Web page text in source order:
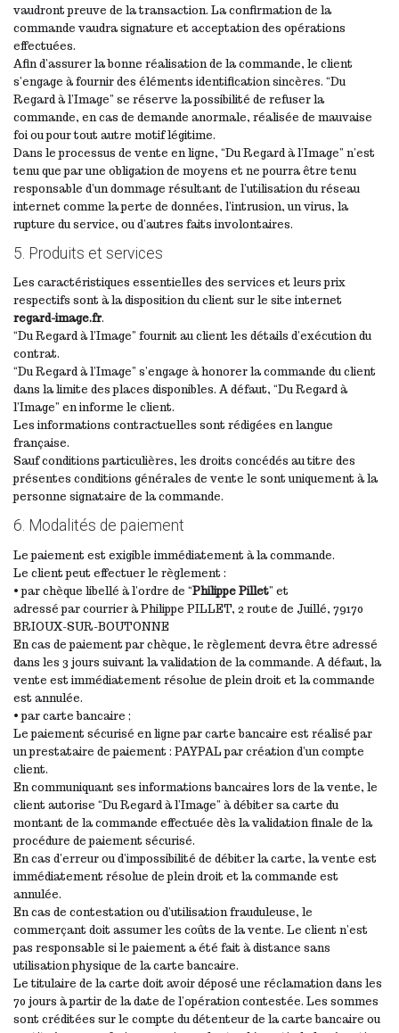
vaudront preuve de la transaction. La confirmation de la
commande vaudra signature et acceptation des opérations
effectuées.
Afin d’assurer la bonne réalisation de la commande, le client
s’engage à fournir des éléments identification sincères. “Du
Regard à l’Image” se réserve la possibilité de refuser la
commande, en cas de demande anormale, réalisée de mauvaise
foi ou pour tout autre motif légitime.
Dans le processus de vente en ligne, “Du Regard à l’Image” n’est
tenu que par une obligation de moyens et ne pourra être tenu
responsable d’un dommage résultant de l’utilisation du réseau
internet comme la perte de données, l’intrusion, un virus, la
rupture du service, ou d’autres faits involontaires.
5. Produits et services
Les caractéristiques essentielles des services et leurs prix
respectifs sont à la disposition du client sur le site internet
regard-image.fr.
“Du Regard à l’Image” fournit au client les détails d’exécution du
contrat.
“Du Regard à l’Image” s’engage à honorer la commande du client
dans la limite des places disponibles. A défaut, “Du Regard à
l’Image” en informe le client.
Les informations contractuelles sont rédigées en langue
française.
Sauf conditions particulières, les droits concédés au titre des
présentes conditions générales de vente le sont uniquement à la
personne signataire de la commande.
6. Modalités de paiement
Le paiement est exigible immédiatement à la commande.
Le client peut effectuer le règlement :
• par chèque libellé à l’ordre de “Philippe Pillet” et
adressé par courrier à Philippe PILLET, 2 route de Juillé, 79170
BRIOUX-SUR-BOUTONNE
En cas de paiement par chèque, le règlement devra être adressé
dans les 3 jours suivant la validation de la commande. A défaut, la
vente est immédiatement résolue de plein droit et la commande
est annulée.
• par carte bancaire ;
Le paiement sécurisé en ligne par carte bancaire est réalisé par
un prestataire de paiement : PAYPAL par création d’un compte
client.
En communiquant ses informations bancaires lors de la vente, le
client autorise “Du Regard à l’Image” à débiter sa carte du
montant de la commande effectuée dès la validation finale de la
procédure de paiement sécurisé.
En cas d’erreur ou d’impossibilité de débiter la carte, la vente est
immédiatement résolue de plein droit et la commande est
annulée.
En cas de contestation ou d’utilisation frauduleuse, le
commerçant doit assumer les coûts de la vente. Le client n’est
pas responsable si le paiement a été fait à distance sans
utilisation physique de la carte bancaire.
Le titulaire de la carte doit avoir déposé une réclamation dans les
70 jours à partir de la date de l’opération contestée. Les sommes
sont créditées sur le compte du détenteur de la carte bancaire ou